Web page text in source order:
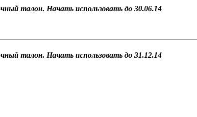
талон. Начать использовать до 30.06.14
талон. Начать использовать до 31.12.14